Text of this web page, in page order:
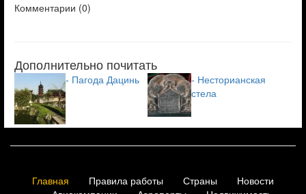
Комментарии (0)
Дополнительно почитать
- Пагода Дацинь
- Несторианская
стела
Главная Правила работы Страны
Новости